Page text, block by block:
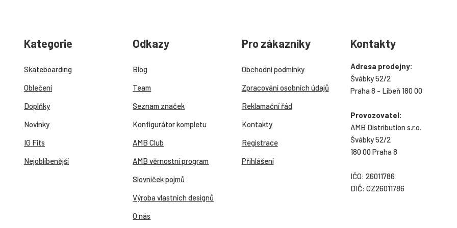
Kategorie
Skateboarding
Oblečení
Doplňky
Novinky
IG Fits
Nejoblíbenější
Odkazy
Blog
Team
Seznam značek
Konfigurátor kompletu
AMB Club
AMB věrnostní program
Slovníček pojmů
Výroba vlastních designů
O nás
Pro zákazníky
Obchodní podmínky
Zpracování osobních údajů
Reklamační řád
Kontakty
Registrace
Přihlášení
Kontakty
Adresa prodejny:
Švábky 52/2
Praha 8 - Libeň 180 00
Provozovatel:
AMB Distribution s.r.o.
Švábky 52/2
180 00 Praha 8
IČO: 26011786
DIČ: CZ26011786